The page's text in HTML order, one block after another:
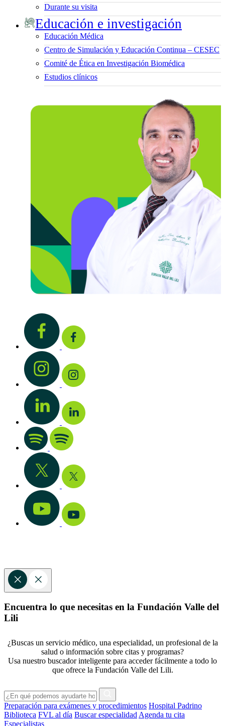
Durante su visita
Educación e investigación
Educación Médica
Centro de Simulación y Educación Continua – CESEC
Comité de Ética en Investigación Biomédica
Estudios clínicos
Encuentra lo que necesitas en la Fundación Valle del
Lili
¿Buscas un servicio médico, una especialidad, un profesional de la
salud o información sobre citas y programas?
Usa nuestro buscador inteligente para acceder fácilmente a todo lo
que ofrece la Fundación Valle del Lili.
Preparación para exámenes y procedimientos Hospital Padrino
Biblioteca FVL al día Buscar especialidad Agenda tu cita
Especialistas